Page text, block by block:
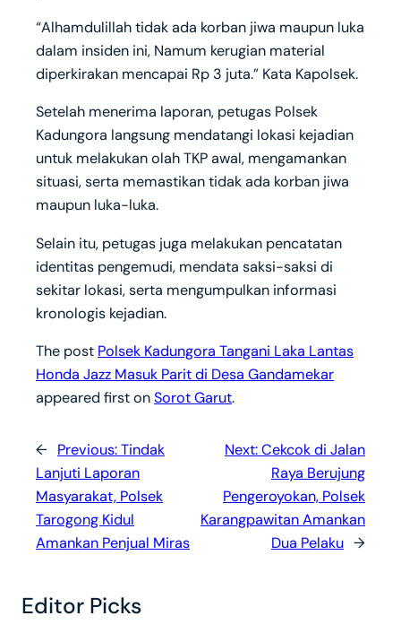
“Alhamdulillah tidak ada korban jiwa maupun luka
dalam insiden ini, Namum kerugian material
diperkirakan mencapai Rp 3 juta.” Kata Kapolsek.
Setelah menerima laporan, petugas Polsek
Kadungora langsung mendatangi lokasi kejadian
untuk melakukan olah TKP awal, mengamankan
situasi, serta memastikan tidak ada korban jiwa
maupun luka-luka.
Selain itu, petugas juga melakukan pencatatan
identitas pengemudi, mendata saksi-saksi di
sekitar lokasi, serta mengumpulkan informasi
kronologis kejadian.
The post Polsek Kadungora Tangani Laka Lantas
Honda Jazz Masuk Parit di Desa Gandamekar
appeared first onSorot Garut.
← Previous:Tindak
Lanjuti Laporan
Masyarakat, Polsek
Tarogong Kidul
Amankan Penjual Miras
Next:Cekcok di Jalan
Raya Berujung
Pengeroyokan, Polsek
Karangpawitan Amankan
Dua Pelaku →
Editor Picks